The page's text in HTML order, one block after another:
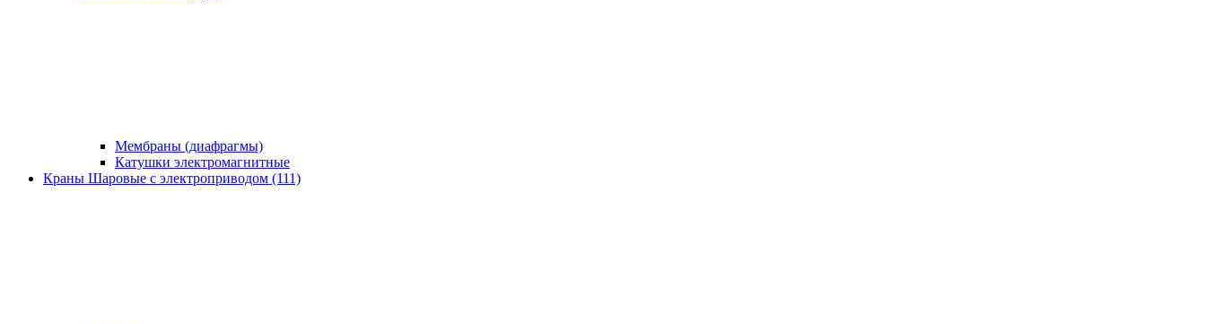
Мембраны (диафрагмы)
Катушки электромагнитные
Краны Шаровые с электроприводом (111)